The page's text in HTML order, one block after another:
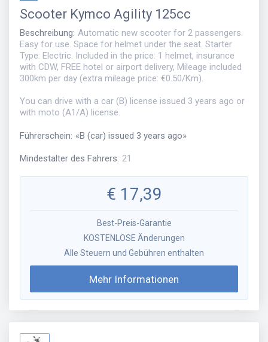
Scooter Kymco Agility 125cc
Beschreibung: Automatic new scooter for 2 passengers.
Easy for use. Space for helmet under the seat. Starter
Type: Electric. Included in the price: 1 helmet, insurance
with CDW, FREE hotel or airport delivery, Mileage included
300km per day (extra mileage price: €0.50/Km).
You can drive with a car (B) license issued 3 years ago or
with moto (A1/A) license.
Führerschein: «B (car) issued 3 years ago»
Mindestalter des Fahrers: 21
€ 17,39
Best-Preis-Garantie
KOSTENLOSE Änderungen
Alle Steuern und Gebühren enthalten
Mehr Informationen